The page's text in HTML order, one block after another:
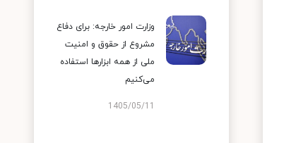
وزارت امور خارجه: برای دفاع
مشروع از حقوق و امنیت
ملی از همه ابزارها استفاده
می‌کنیم
1405/05/11